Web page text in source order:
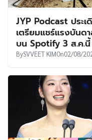
JYP Podcast ประเ
เตรียมแชร์แรงบันด
บน Spotify 3 ส.ค.นี้
BySVVEET KIMOn02/08/